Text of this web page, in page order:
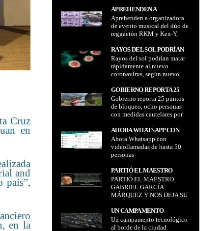
Cruz
en
and
país”,
en la
DE VACUNACIÓN
ANTICOVID O LA PRUEBA
PCR
vacunación anticovid o la
prueba PCR
APREHENDEN A
ORGANIZADORA DE
EVENTO MUSICAL DEL
DÚO DE REGGAETÓN RKM
Y KEN-Y, ACUSADA POR NO
DEVOLVER DINERO DE
ENTRADAS
Aprehenden a organizadora
de evento musical del dúo de
reggaetón RKM y Ken-Y,
dinero de entradas
RAYOS DEL SOL PODRÍAN
MATAR RÁPIDAMENTE AL
NUEVO CORONAVIRUS,
SEGÚN NUEVO ESTUDIO
ADMINISTRACIÓN
ESTADOUNIDENSE
Rayos del sol podrían matar
rápidamente al nuevo
coronavirus, según nuevo
administración
estadounidense
GOBIERNO REPORTA 25
PUNTOS DE BLOQUEO,
OCHO PERSONAS CON
MEDIDAS CAUTELARES
POLICÍAS
Gobierno reporta 25 puntos
de bloqueo, ocho personas
con medidas cautelares por
AHORA WHATSAPP CON
VIDEOLLAMADAS DE
HASTA 50 PERSONAS
Ahora Whatsapp con
videollamadas de hasta 50
personas
PARTIÓ EL MAESTRO
GABRIEL GARCÍA
MÁRQUEZ Y NOS DEJA SU
LEGADO
PARTIÓ EL MAESTRO
GABRIEL GARCÍA
MÁRQUEZ Y NOS DEJA SU
UN CAMPAMENTO
TECNOLÓGICO AL BORDE
DE LA CIUDAD
Un campamento tecnológico
al borde de la ciudad